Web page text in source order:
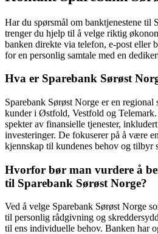
Har du spørsmål om banktjenestene til
trenger du hjelp til å velge riktig
banken direkte via telefon, e-post eller
for en personlig samtale med en
Hva er Sparebank Sørøst
Sparebank Sørøst Norge er en regional
kunder i Østfold, Vestfold og
spekter av finansielle tjenester,
investeringer. De fokuserer på å være
kjennskap til kundenes behov og tilbyr
Hvorfor bør man vurdere å
til Sparebank Sørøst Norge?
Ved å velge Sparebank Sørøst Norge
til personlig rådgivning og
til ens individuelle behov. Banken har